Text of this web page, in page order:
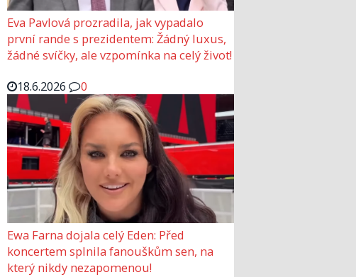
Eva Pavlová prozradila, jak vypadalo
první rande s prezidentem: Žádný luxus,
žádné svíčky, ale vzpomínka na celý život!
18.6.2026
0
Ewa Farna dojala celý Eden: Před
koncertem splnila fanouškům sen, na
který nikdy nezapomenou!